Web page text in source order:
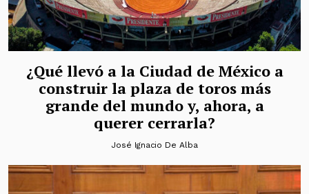
¿Qué llevó a la Ciudad de México a
construir la plaza de toros más
grande del mundo y, ahora, a
querer cerrarla?
José Ignacio De Alba